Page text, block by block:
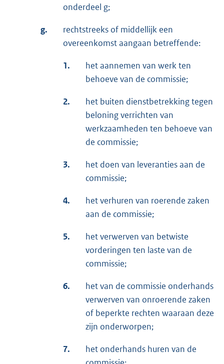
onderdeel g;
g.
rechtstreeks of middellijk een
overeenkomst aangaan betreffende:
1.
het aannemen van werk ten
behoeve van de commissie;
2.
het buiten dienstbetrekking tegen
beloning verrichten van
werkzaamheden ten behoeve van
de commissie;
3.
het doen van leveranties aan de
commissie;
4.
het verhuren van roerende zaken
aan de commissie;
5.
het verwerven van betwiste
vorderingen ten laste van de
commissie;
6.
het van de commissie onderhands
verwerven van onroerende zaken
of beperkte rechten waaraan deze
zijn onderworpen;
7.
het onderhands huren van de